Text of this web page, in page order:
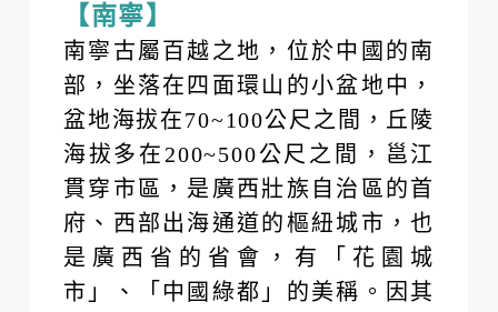
【南寧】
南寧古屬百越之地，位於中國的南
部，坐落在四面環山的小盆地中，
盆地海拔在70~100公尺之間，丘陵
海拔多在200~500公尺之間，邕江
貫穿市區，是廣西壯族自治區的首
府、西部出海通道的樞紐城市，也
是廣西省的省會，有「花園城
市」、「中國綠都」的美稱。因其